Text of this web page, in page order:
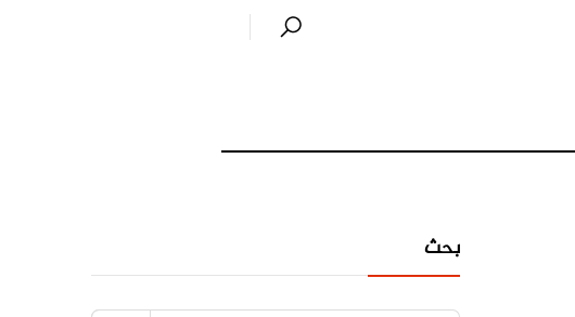
بحث